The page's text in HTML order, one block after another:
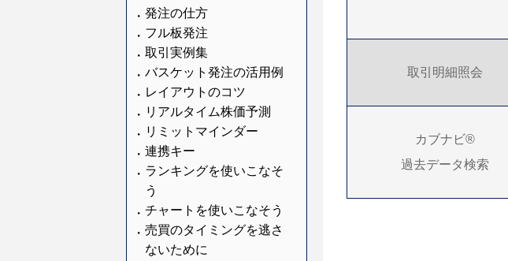
発注の仕方
フル板発注
取引実例集
バスケット発注の活用例
レイアウトのコツ
リアルタイム株価予測
リミットマインダー
連携キー
ランキングを使いこなそ
う
チャートを使いこなそう
売買のタイミングを逃さ
ないために
取引明細照会
カブナビ®
過去データ検索